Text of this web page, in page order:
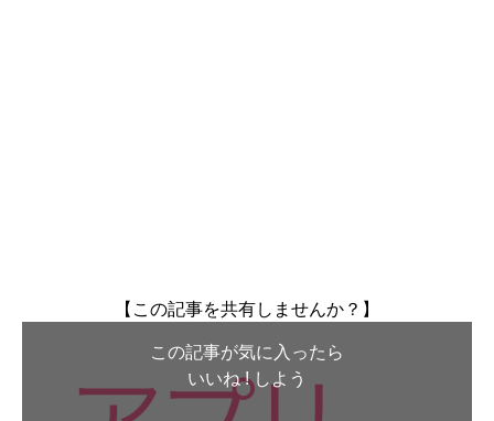
【この記事を共有しませんか？】
この記事が気に入ったら
いいね ! しよう